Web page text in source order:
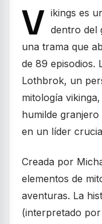
V ikings es
dentro del
una trama que
de 89 episodios.
Lothbrok, un
mitología
humilde
en un líder
Creada por
elementos de
aventuras. La
(interpretado